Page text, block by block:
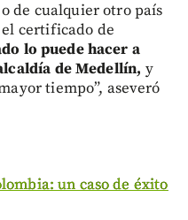
de cualquier otro país
certificado de
lo puede hacer a
de Medellín, y
tiempo”, aseveró
un caso de éxito